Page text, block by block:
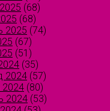
(68)
(68)
2025 (74)
(67)
(51)
(35)
2024 (57)
(80)
2024 (53)